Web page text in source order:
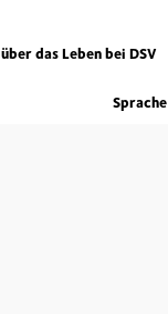
das Leben bei DSV
Sprache